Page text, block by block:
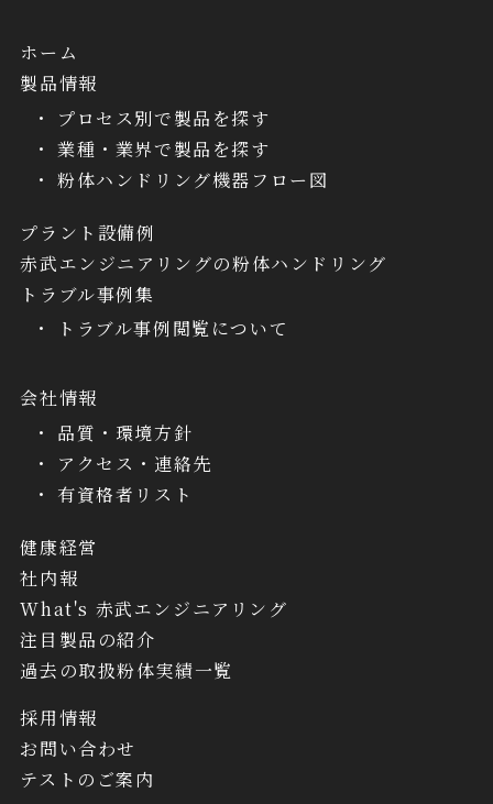
ホーム
製品情報
プロセス別で製品を探す
業種・業界で製品を探す
粉体ハンドリング機器フロー図
プラント設備例
赤武エンジニアリングの粉体ハンドリング
トラブル事例集
トラブル事例閲覧について
会社情報
品質・環境方針
アクセス・連絡先
有資格者リスト
健康経営
社内報
What's 赤武エンジニアリング
注目製品の紹介
過去の取扱粉体実績一覧
採用情報
お問い合わせ
テストのご案内